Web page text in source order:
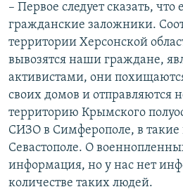
– Первое следует сказать,
гражданские заложники.
территории Херсонской
вывозятся наши граждане,
активистами, они
своих домов и отправляются
территорию Крымского
СИЗО в Симферополе, в такие
Севастополе. О
информация, но у нас нет
количестве таких людей.